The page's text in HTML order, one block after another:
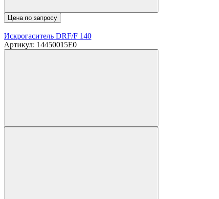
Цена по запросу
Искрогаситель DRF/F 140
Артикул: 14450015E0